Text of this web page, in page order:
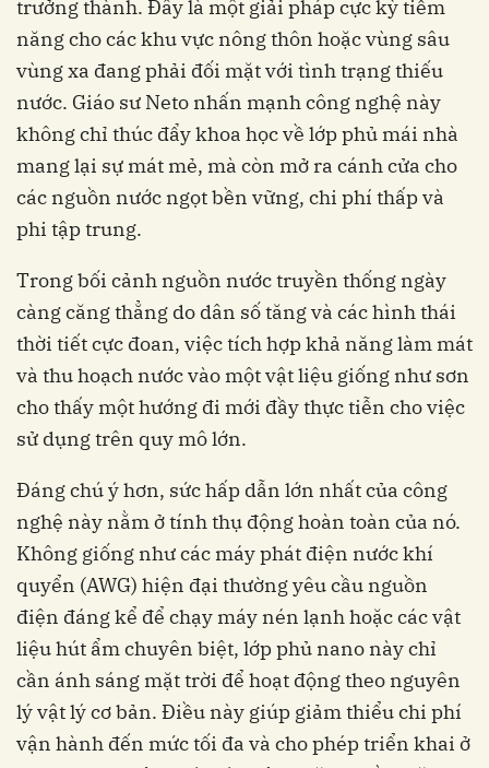
trưởng thành. Đây là một giải pháp cực kỳ tiềm
năng cho các khu vực nông thôn hoặc vùng sâu
vùng xa đang phải đối mặt với tình trạng thiếu
nước. Giáo sư Neto nhấn mạnh công nghệ này
không chỉ thúc đẩy khoa học về lớp phủ mái nhà
mang lại sự mát mẻ, mà còn mở ra cánh cửa cho
các nguồn nước ngọt bền vững, chi phí thấp và
phi tập trung.
Trong bối cảnh nguồn nước truyền thống ngày
càng căng thẳng do dân số tăng và các hình thái
thời tiết cực đoan, việc tích hợp khả năng làm mát
và thu hoạch nước vào một vật liệu giống như sơn
cho thấy một hướng đi mới đầy thực tiễn cho việc
sử dụng trên quy mô lớn.
Đáng chú ý hơn, sức hấp dẫn lớn nhất của công
nghệ này nằm ở tính thụ động hoàn toàn của nó.
Không giống như các máy phát điện nước khí
quyển (AWG) hiện đại thường yêu cầu nguồn
điện đáng kể để chạy máy nén lạnh hoặc các vật
liệu hút ẩm chuyên biệt, lớp phủ nano này chỉ
cần ánh sáng mặt trời để hoạt động theo nguyên
lý vật lý cơ bản. Điều này giúp giảm thiểu chi phí
vận hành đến mức tối đa và cho phép triển khai ở